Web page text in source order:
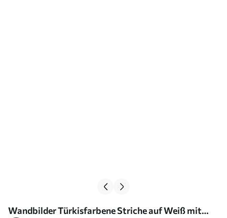
Wandbilder Türkisfarbene Striche auf Weiß mit